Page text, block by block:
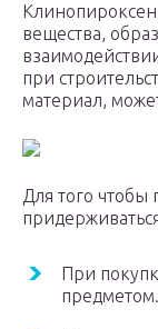
вещества,
при
материал,
Для того
При